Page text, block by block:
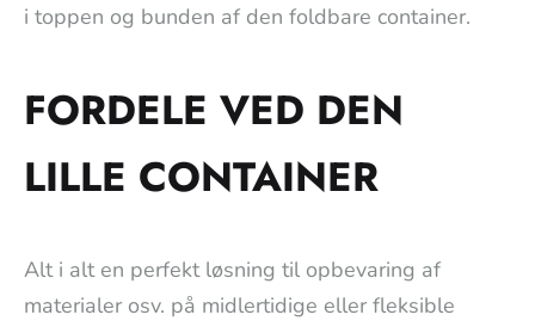
i toppen og bunden af den foldbare container.
FORDELE VED DEN
LILLE CONTAINER
Alt i alt en perfekt løsning til opbevaring af
materialer osv. på midlertidige eller fleksible